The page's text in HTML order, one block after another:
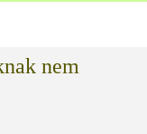
nem